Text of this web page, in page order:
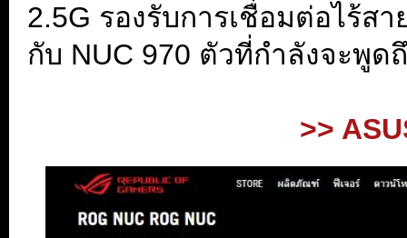
2.5G รองรับการเชื่อมต่อไร้ส
กับ NUC 970 ตัวที่กำลังจะพูด
>>